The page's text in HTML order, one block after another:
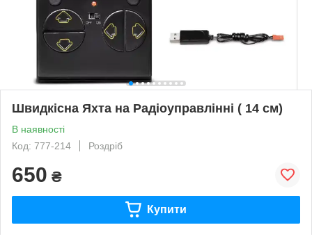
Швидкісна Яхта на Радіоуправлінні ( 14 см)
В наявності
Код: 777-214
Роздріб
650 ₴
Купити